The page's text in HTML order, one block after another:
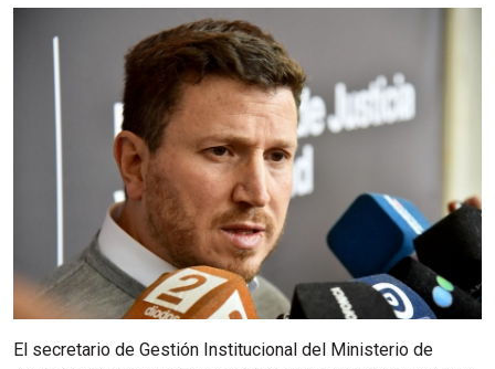
El secretario de Gestión Institucional del Ministerio de